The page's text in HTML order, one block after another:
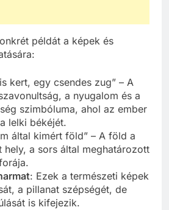
példát a képek és
kert, egy csendes zug” – A
a nyugalom és a
szimbóluma, ahol az ember
lelki békéjét.
által kimért föld” – A föld a
hely, a sors által meghatározott
: Ezek a természeti képek
a pillanat szépségét, de
is kifejezik.